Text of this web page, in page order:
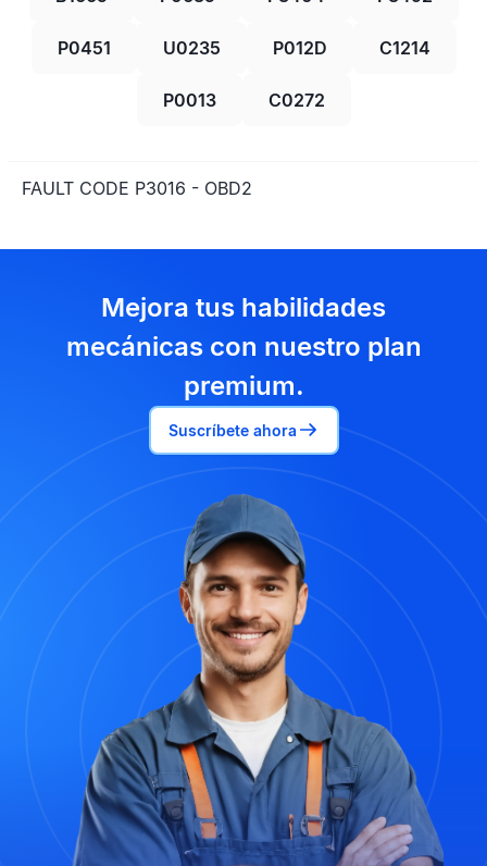
P0451 U0235 P012D C1214
P0013 C0272
FAULT CODE P3016 - OBD2
Mejora tus habilidades
mecánicas con nuestro plan
premium.
Suscríbete ahora